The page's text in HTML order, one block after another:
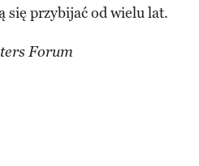
się przybijać od wielu lat.
Forum